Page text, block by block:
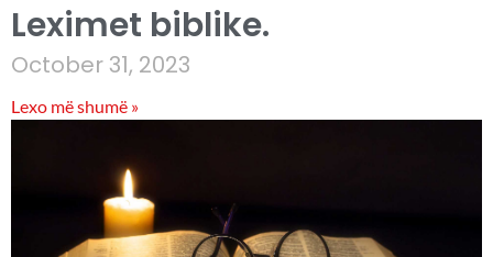
Leximet biblike.
October 31, 2023
Lexo më shumë »